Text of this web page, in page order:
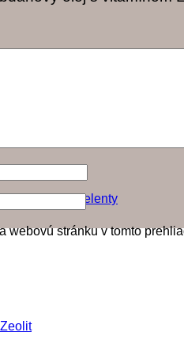
oleje
a repelenty
webovú stránku v tomto